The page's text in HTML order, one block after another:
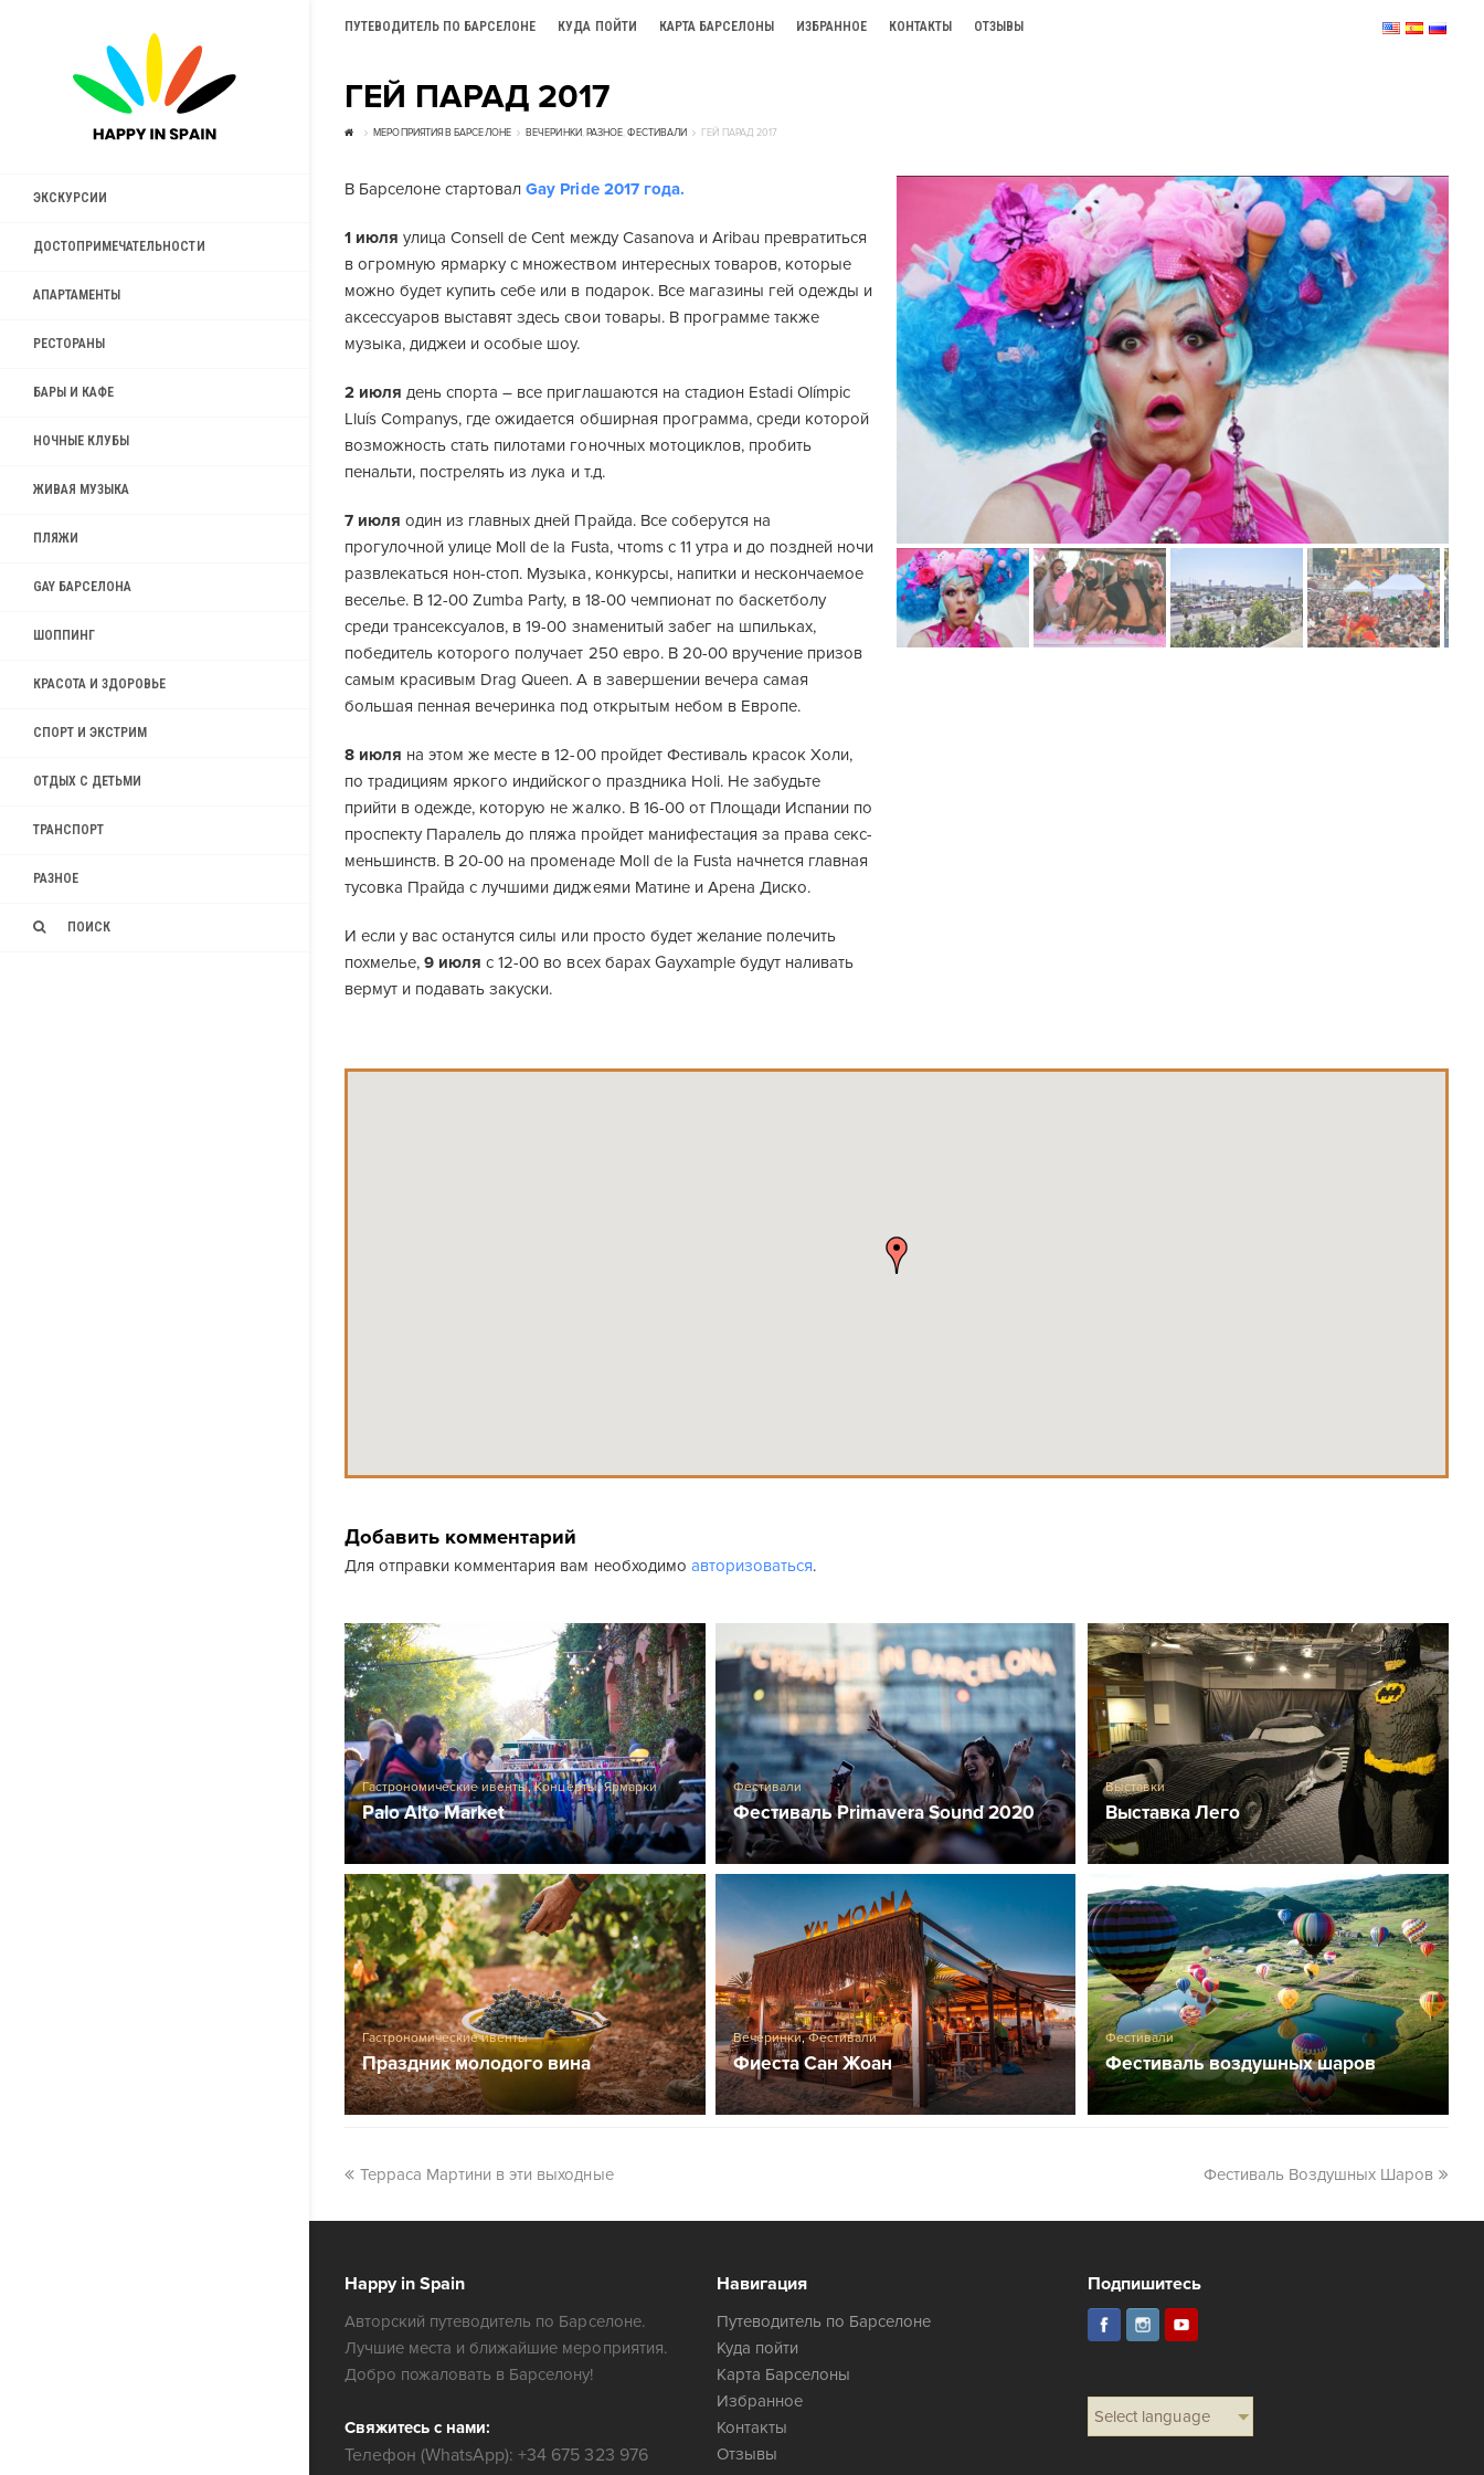
ПУТЕВОДИТЕЛЬ ПО БАРСЕЛОНЕ КУДА ПОЙТИ КАРТА БАРСЕЛОНЫ ИЗБРАННОЕ КОНТАКТЫ ОТЗЫВЫ
ЭКСКУРСИИ
ДОСТОПРИМЕЧАТЕЛЬНОСТИ
АПАРТАМЕНТЫ
РЕСТОРАНЫ
БАРЫ И КАФЕ
НОЧНЫЕ КЛУБЫ
ЖИВАЯ МУЗЫКА
ПЛЯЖИ
GAY БАРСЕЛОНА
ШОППИНГ
КРАСОТА И ЗДОРОВЬЕ
СПОРТ И ЭКСТРИМ
ОТДЫХ С ДЕТЬМИ
ТРАНСПОРТ
РАЗНОЕ
ПОИСК
ГЕЙ ПАРАД 2017
МЕРОПРИЯТИЯ В БАРСЕЛОНЕ ВЕЧЕРИНКИ, РАЗНОЕ,ФЕСТИВАЛИ ГЕЙ ПАРАД 2017
В Барселоне стартовалGay Pride 2017 года.
1 июля улица Consell de Cent между Casanova и Aribau превратиться
в огромную ярмарку с множеством интересных товаров, которые
можно будет купить себе или в подарок. Все магазины гей одежды и
аксессуаров выставят здесь свои товары. В программе также
музыка, диджеи и особые шоу.
2 июля день спорта – все приглашаются на стадион Estadi Olímpic
Lluís Companys, где ожидается обширная программа, среди которой
возможность стать пилотами гоночных мотоциклов, пробить
пенальти, пострелять из лука и т.д.
7 июля один из главных дней Прайда. Все соберутся на
прогулочной улице Moll de la Fusta, чтоms с 11 утра и до поздней ночи
развлекаться нон-стоп. Музыка, конкурсы, напитки и нескончаемое
веселье. В 12-00 Zumba Party, в 18-00 чемпионат по баскетболу
среди трансексуалов, в 19-00 знаменитый забег на шпильках,
победитель которого получает 250 евро. В 20-00 вручение призов
самым красивым Drag Queen. А в завершении вечера самая
большая пенная вечеринка под открытым небом в Европе.
8 июля на этом же месте в 12-00 пройдет Фестиваль красок Холи,
по традициям яркого индийского праздника Holi. Не забудьте
прийти в одежде, которую не жалко. В 16-00 от Площади Испании по
проспекту Паралель до пляжа пройдет манифестация за права секс-
меньшинств. В 20-00 на променаде Moll de la Fusta начнется главная
тусовка Прайда с лучшими диджеями Матине и Арена Диско.
И если у вас останутся силы или просто будет желание полечить
похмелье,9 июля с 12-00 во всех барах Gayxample будут наливать
вермут и подавать закуски.
Добавить комментарий
Для отправки комментария вам необходимо авторизоваться.
Гастрономические ивенты,Концерты,Ярмарки
Palo Alto Market
Фестивали
Фестиваль Primavera Sound 2020
Выставки
Выставка Лего
Гастрономические ивенты
Праздник молодого вина
Вечеринки,Фестивали
Фиеста Сан Жоан
Фестивали
Фестиваль воздушных шаров
Терраса Мартини в эти выходные Фестиваль Воздушных Шаров
Happy in Spain
Авторский путеводитель по Барселоне.
Лучшие места и ближайшие мероприятия.
Добро пожаловать в Барселону!
Свяжитесь с нами:
Телефон (WhatsApp): +34 675 323 976
Навигация
Путеводитель по Барселоне
Куда пойти
Карта Барселоны
Избранное
Контакты
Отзывы
Подпишитесь
Select language